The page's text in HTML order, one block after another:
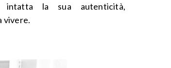
intatta la sua autenticità,
vivere.